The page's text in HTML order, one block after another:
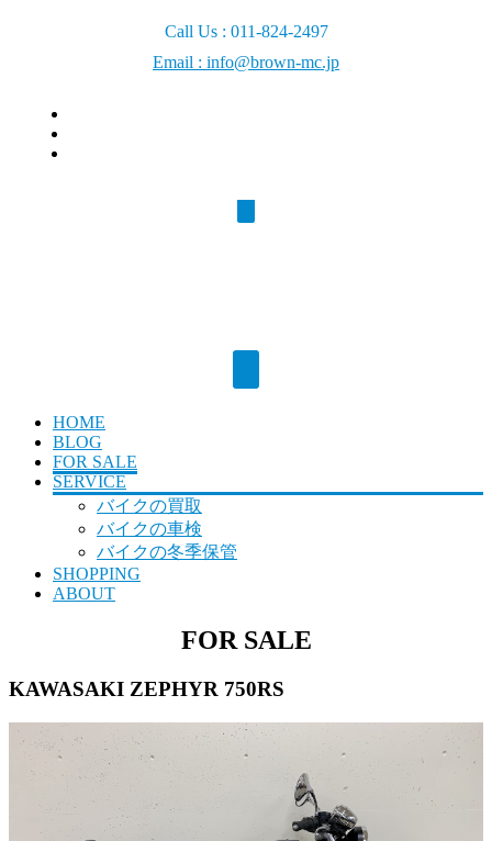
Call Us : 011-824-2497
Email : info@brown-mc.jp
HOME
BLOG
FOR SALE
SERVICE
バイクの買取
バイクの車検
バイクの冬季保管
SHOPPING
ABOUT
FOR SALE
KAWASAKI ZEPHYR 750RS